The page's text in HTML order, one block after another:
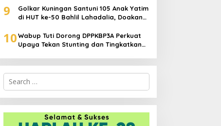
9
Golkar Kuningan Santuni 105 Anak Yatim
di HUT ke-50 Bahlil Lahadalia, Doakan
10Wabup Tuti Dorong DPPKBP3A Perkuat
Upaya Tekan Stunting dan Tingkatkan
Search
for: